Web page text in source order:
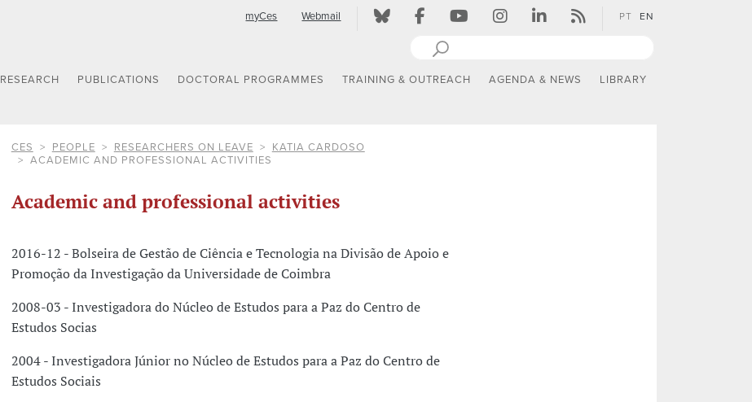
myCes Webmail PT EN
RESEARCH PUBLICATIONS DOCTORAL PROGRAMMES TRAINING & OUTREACH AGENDA & NEWS LIBRARY
CES PEOPLE RESEARCHERS ON LEAVE
KATIA CARDOSO
ACADEMIC AND PROFESSIONAL ACTIVITIES
Academic and professional activities
2016-12 - Bolseira de Gestão de Ciência e Tecnologia na Divisão de Apoio e
Promoção da Investigação da Universidade de Coimbra
2008-03 - Investigadora do Núcleo de Estudos para a Paz do Centro de
Estudos Socias
2004 - Investigadora Júnior no Núcleo de Estudos para a Paz do Centro de
Estudos Sociais